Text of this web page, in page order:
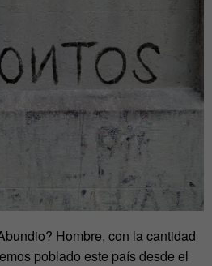
Hombre, con la cantidad
poblado este país desde el